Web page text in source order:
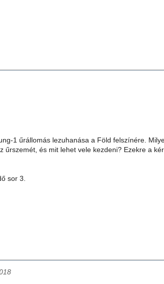
1 űrállomás lezuhanása a Föld felszínére.
és mit lehet vele kezdeni? Ezekre a
sor 3.